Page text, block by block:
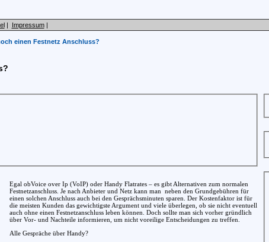
| Impressum|
einen Festnetz Anschluss?
Egal obVoice over Ip (VoIP) oder Handy Flatrates – es gibt Alternativen zum normalen
Festnetzanschluss. Je nach Anbieter und Netz kann man neben den Grundgebühren für
einen solchen Anschluss auch bei den Gesprächsminuten sparen. Der Kostenfaktor ist für
die meisten Kunden das gewichtigste Argument und viele überlegen, ob sie nicht eventuell
auch ohne einen Festnetzanschluss leben können. Doch sollte man sich vorher gründlich
über Vor- und Nachteile informieren, um nicht voreilige Entscheidungen zu treffen.
Alle Gespräche über Handy?